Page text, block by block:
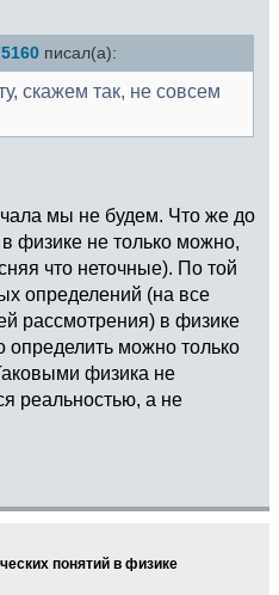
писал(а):
скажем так, не совсем
мы не будем. Что же до
физике не только можно,
что неточные). По той
определений (на все
рассмотрения) в физике
можно только
физика не
реальностью, а не
понятий в физике